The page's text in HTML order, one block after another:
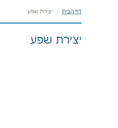
דף הבית יצירת שפע
יצירת שפע